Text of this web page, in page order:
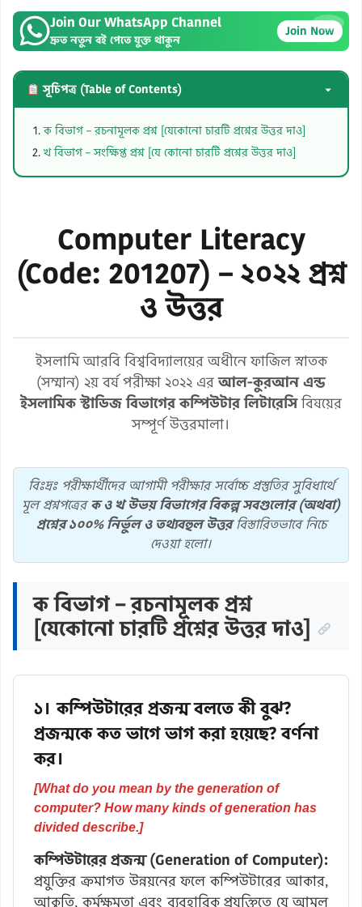
×
Join Our WhatsApp Channel
দ্রুত নতুন বই পেতে যুক্ত থাকুন
Join Now
সূচিপত্র (Table of Contents)
ক বিভাগ – রচনামূলক প্রশ্ন [যেকোনো চারটি প্রশ্নের উত্তর দাও]
খ বিভাগ – সংক্ষিপ্ত প্রশ্ন [যে কোনো চারটি প্রশ্নের উত্তর দাও]
Computer Literacy
(Code: 201207) – ২০২২ প্রশ্ন
ও উত্তর
ইসলামি আরবি বিশ্ববিদ্যালয়ের অধীনে ফাজিল স্নাতক
(সম্মান) ২য় বর্ষ পরীক্ষা ২০২২ এরআল-কুরআন এন্ড
ইসলামিক স্টাডিজ বিভাগের কম্পিউটার লিটারেসিবিষয়ের
সম্পূর্ণ উত্তরমালা।
বিঃদ্রঃ পরীক্ষার্থীদের আগামী পরীক্ষার সর্বোচ্চ প্রস্তুতির সুবিধার্থে
মূল প্রশ্নপত্রেরক ও খ উভয় বিভাগের বিকল্প সবগুলোর (অথবা)
প্রশ্নের ১০০% নির্ভুল ও তথ্যবহুল উত্তরবিস্তারিতভাবে নিচে
দেওয়া হলো।
ক বিভাগ – রচনামূলক প্রশ্ন
[যেকোনো চারটি প্রশ্নের উত্তর দাও]
১। কম্পিউটারের প্রজন্ম বলতে কী বুঝ?
প্রজন্মকে কত ভাগে ভাগ করা হয়েছে? বর্ণনা
কর।
[What do you mean by the generation of
computer? How many kinds of generation has
divided describe.]
কম্পিউটারের প্রজন্ম (Generation of Computer):
প্রযুক্তির ক্রমাগত উন্নয়নের ফলে কম্পিউটারের আকার,
আকৃতি, কর্মক্ষমতা এবং ব্যবহারিক প্রযুক্তিতে যে আমূল